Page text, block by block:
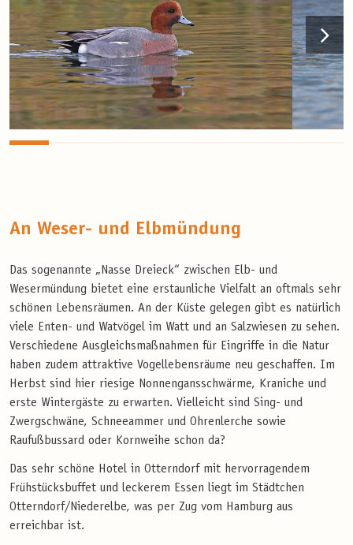
An Weser- und Elbmündung
Das sogenannte „Nasse Dreieck“ zwischen Elb- und
Wesermündung bietet eine erstaunliche Vielfalt an oftmals sehr
schönen Lebensräumen. An der Küste gelegen gibt es natürlich
viele Enten- und Watvögel im Watt und an Salzwiesen zu sehen.
Verschiedene Ausgleichsmaßnahmen für Eingriffe in die Natur
haben zudem attraktive Vogellebensräume neu geschaffen. Im
Herbst sind hier riesige Nonnengansschwärme, Kraniche und
erste Wintergäste zu erwarten. Vielleicht sind Sing- und
Zwergschwäne, Schneeammer und Ohrenlerche sowie
Raufußbussard oder Kornweihe schon da?
Das sehr schöne Hotel in Otterndorf mit hervorragendem
Frühstücksbuffet und leckerem Essen liegt im Städtchen
Otterndorf/Niederelbe, was per Zug vom Hamburg aus
erreichbar ist.